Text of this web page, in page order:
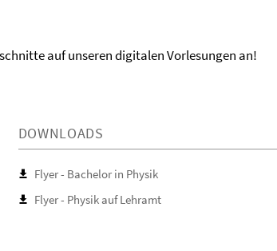
auf unseren digitalen Vorlesungen an!
DOWNLOADS
Flyer - Bachelor in Physik
Flyer - Physik auf Lehramt